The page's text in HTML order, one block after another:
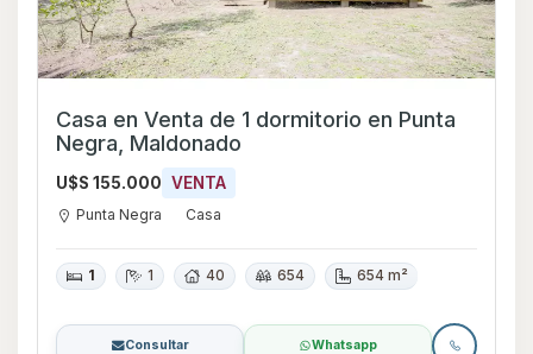
Casa en Venta de 1 dormitorio en Punta
Negra, Maldonado
U$S 155.000 VENTA
Punta Negra Casa
1 1 40 654 654 m²
Consultar Whatsapp